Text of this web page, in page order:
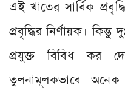
এই খাতের সার্বিক
প্রবৃদ্ধির নির্ণায়ক।
প্রযুক্ত বিবিধ কর
তুলনামূলকভাবে অনেক